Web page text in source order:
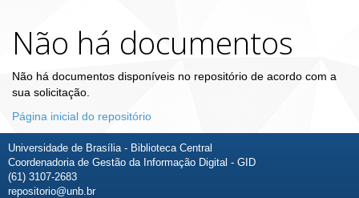
Não há documentos
Não há documentos disponíveis no repositório de acordo com a
sua solicitação.
Página inicial do repositório
Universidade de Brasília - Biblioteca Central
Coordenadoria de Gestão da Informação Digital - GID
(61) 3107-2683
repositorio@unb.br